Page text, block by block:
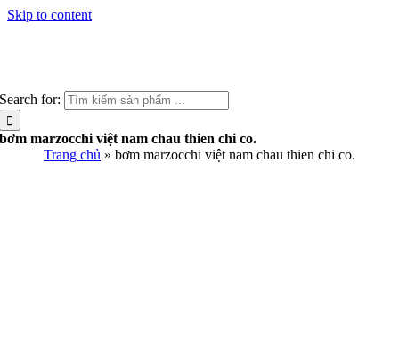
Skip to content
Search for:
bơm marzocchi việt nam chau thien chi co.
Trang chủ » bơm marzocchi việt nam chau thien chi co.